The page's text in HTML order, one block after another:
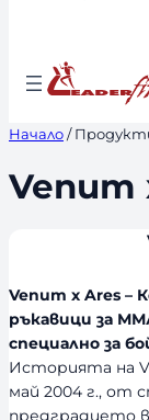
Начало/
Venum
Venum x Ares –
ръкавици за
специално за
Историята на
май 2004 г., от
предградието